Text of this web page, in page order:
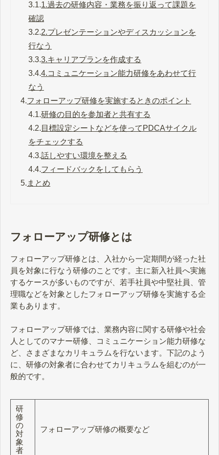
3.1.1.過去の研修内容・業務を振り返って課題を
確認
3.2.2.プレゼンテーションやディスカッションを
行なう
3.3.3.キャリアプランを作成する
3.4.4.コミュニケーション能力研修をあわせて行
なう
4.フォローアップ研修を実施するときのポイント
4.1.研修の目的を参加者と共有する
4.2. 目標設定シートなどを使ってPDCAサイクル
をチェックする
4.3.話しやすい環境を整える
4.4.フィードバックをしてもらう
5. まとめ
フォローアップ研修とは
フォローアップ研修とは、入社から一定期間が経った社
員を対象に行なう研修のことです。主に新入社員へ実施
するケースが多いものですが、若手社員や中堅社員、管
理職などを対象としたフォローアップ研修を実施する企
業もあります。
フォローアップ研修では、業務内容に関する研修や社会
人としてのマナー研修、コミュニケーション能力研修な
ど、さまざまなカリキュラムを行ないます。下記のよう
に、研修の対象者に合わせてカリキュラムを組むのが一
般的です。
研
修
の
対
象
者
フォローアップ研修の概要など